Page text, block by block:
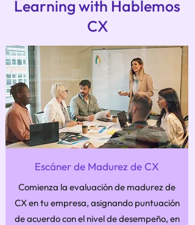
Learning with Hablemos
CX
Escáner de Madurez de CX
Comienza la evaluación de madurez de
CX en tu empresa, asignando puntuación
de acuerdo con el nivel de desempeño, en